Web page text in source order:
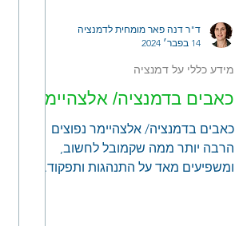
כאבים בדמנציה/ אלצהיימר
כאבים בדמנציה/ אלצהיימר נפוצים
הרבה יותר ממה שקמובל לחשוב,
ומשפיעים מאד על התנהגות ותפקוד.
מידע כללי על דמנציה
ד"ר דנה פאר מומחית לדמנציה
14 בפבר׳ 2024